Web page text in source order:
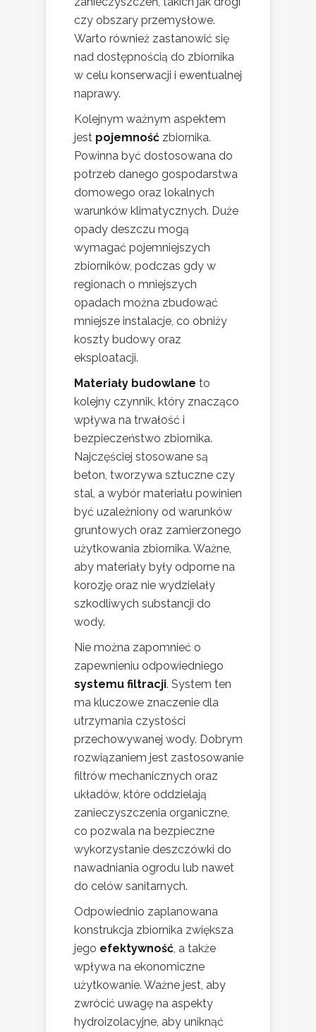
czy obszary przemysłowe.
Warto również zastanowić się
nad dostępnością do zbiornika
w celu konserwacji i ewentualnej
naprawy.
Kolejnym ważnym aspektem
jest pojemność zbiornika.
Powinna być dostosowana do
potrzeb danego gospodarstwa
domowego oraz lokalnych
warunków klimatycznych. Duże
opady deszczu mogą
wymagać pojemniejszych
zbiorników, podczas gdy w
regionach o mniejszych
opadach można zbudować
mniejsze instalacje, co obniży
koszty budowy oraz
eksploatacji.
Materiały budowlane to
kolejny czynnik, który znacząco
wpływa na trwałość i
bezpieczeństwo zbiornika.
Najczęściej stosowane są
beton, tworzywa sztuczne czy
stal, a wybór materiału powinien
być uzależniony od warunków
gruntowych oraz zamierzonego
użytkowania zbiornika. Ważne,
aby materiały były odporne na
korozję oraz nie wydzielały
szkodliwych substancji do
wody.
Nie można zapomnieć o
zapewnieniu odpowiedniego
systemu filtracji. System ten
ma kluczowe znaczenie dla
utrzymania czystości
przechowywanej wody. Dobrym
rozwiązaniem jest zastosowanie
filtrów mechanicznych oraz
układów, które oddzielają
zanieczyszczenia organiczne,
co pozwala na bezpieczne
wykorzystanie deszczówki do
nawadniania ogrodu lub nawet
do celów sanitarnych.
Odpowiednio zaplanowana
konstrukcja zbiornika zwiększa
jego efektywność, a także
wpływa na ekonomiczne
użytkowanie. Ważne jest, aby
zwrócić uwagę na aspekty
hydroizolacyjne, aby uniknąć